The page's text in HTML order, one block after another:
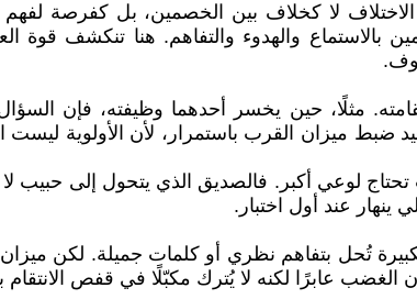
الاختلاف لا كخلاف بين الخصمين، بل كفرصة
بالاستماع والهدوء والتفاهم. هنا تنكشف قوة
مثلًا، حين يخسر أحدهما وظيفته، فإن
ضبط ميزان القرب باستمرار، لأن الأولوية ليست
تحتاج لوعي أكبر. فالصديق الذي يتحول إلى حبيب
ينهار عند أول اختبار.
تُحل بتفاهم نظري أو كلمات جميلة. لكن
عابرًا لكنه لا يُترك مكبّلًا في قفص الانتقام